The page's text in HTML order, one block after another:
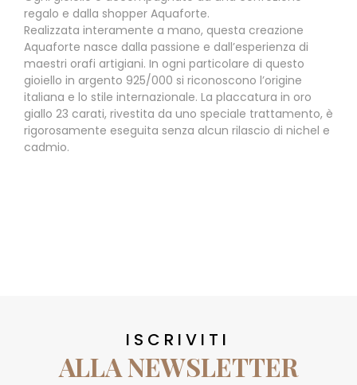
regalo e dalla shopper Aquaforte.
Realizzata interamente a mano, questa creazione
Aquaforte nasce dalla passione e dall’esperienza di
maestri orafi artigiani. In ogni particolare di questo
gioiello in argento 925/000 si riconoscono l’origine
italiana e lo stile internazionale. La placcatura in oro
giallo 23 carati, rivestita da uno speciale trattamento, è
rigorosamente eseguita senza alcun rilascio di nichel e
cadmio.
ISCRIVITI
ALLA NEWSLETTER